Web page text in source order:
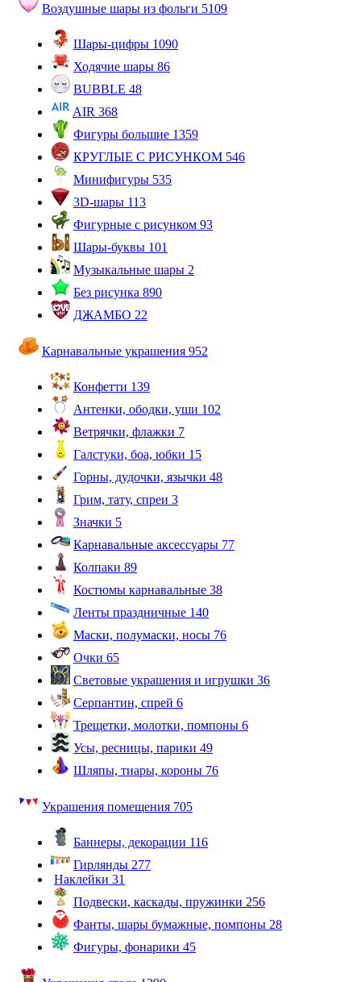
Воздушные шары из фольги 5109
Шары-цифры 1090
Ходячие шары 86
BUBBLE 48
AIR 368
Фигуры большие 1359
КРУГЛЫЕ С РИСУНКОМ 546
Минифигуры 535
3D-шары 113
Фигурные с рисунком 93
Шары-буквы 101
Музыкальные шары 2
Без рисунка 890
ДЖАМБО 22
Карнавальные украшения 952
Конфетти 139
Антенки, ободки, уши 102
Ветрячки, флажки 7
Галстуки, боа, юбки 15
Горны, дудочки, язычки 48
Грим, тату, спреи 3
Значки 5
Карнавальные аксессуары 77
Колпаки 89
Костюмы карнавальные 38
Ленты праздничные 140
Маски, полумаски, носы 76
Очки 65
Световые украшения и игрушки 36
Серпантин, спрей 6
Трещетки, молотки, помпоны 6
Усы, ресницы, парики 49
Шляпы, тиары, короны 76
Украшения помещения 705
Баннеры, декорации 116
Гирлянды 277
Наклейки 31
Подвески, каскады, пружинки 256
Фанты, шары бумажные, помпоны 28
Фигуры, фонарики 45